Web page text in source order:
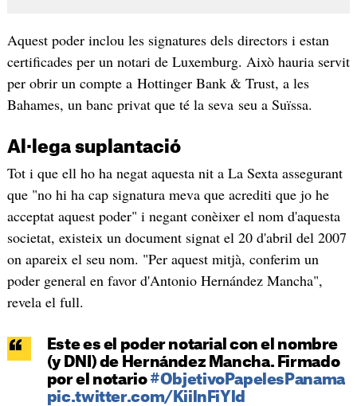
Aquest poder inclou les signatures dels directors i estan
certificades per un notari de Luxemburg. Això hauria servit
per obrir un compte a Hottinger Bank & Trust, a les
Bahames, un banc privat que té la seva seu a Suïssa.
Al·lega suplantació
Tot i que ell ho ha negat aquesta nit a La Sexta assegurant
que "no hi ha cap signatura meva que acrediti que jo he
acceptat aquest poder" i negant conèixer el nom d'aquesta
societat, existeix un document signat el 20 d'abril del 2007
on apareix el seu nom. "Per aquest mitjà, conferim un
poder general en favor d'Antonio Hernández Mancha",
revela el full.
Este es el poder notarial con el nombre
(y DNI) de Hernández Mancha. Firmado
por el notario #ObjetivoPapelesPanama
pic.twitter.com/KiilnFiYld